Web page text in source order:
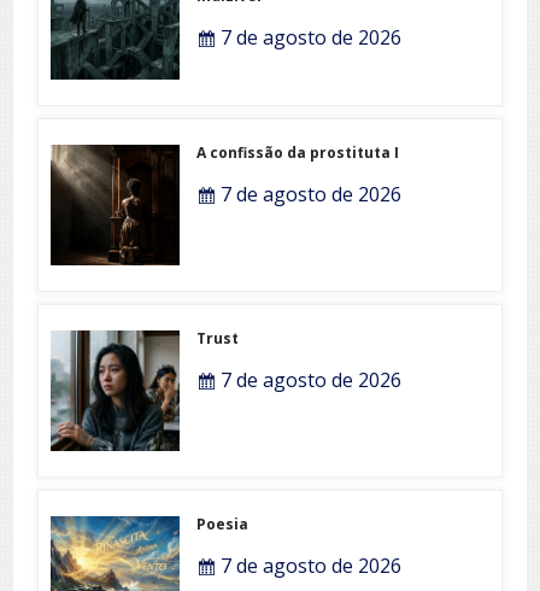
7 de agosto de 2026
A confissão da prostituta I
7 de agosto de 2026
Trust
7 de agosto de 2026
Poesia
7 de agosto de 2026